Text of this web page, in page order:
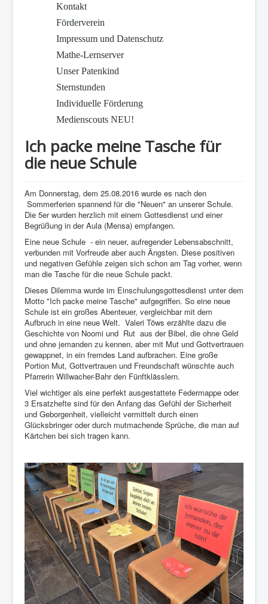
Kontakt
Förderverein
Impressum und Datenschutz
Mathe-Lernserver
Unser Patenkind
Sternstunden
Individuelle Förderung
Medienscouts NEU!
Ich packe meine Tasche für
die neue Schule
Am Donnerstag, dem 25.08.2016 wurde es nach den
Sommerferien spannend für die "Neuen" an unserer Schule.
Die 5er wurden herzlich mit einem Gottesdienst und einer
Begrüßung in der Aula (Mensa) empfangen.
Eine neue Schule - ein neuer, aufregender Lebensabschnitt,
verbunden mit Vorfreude aber auch Ängsten. Diese positiven
und negativen Gefühle zeigen sich schon am Tag vorher, wenn
man die Tasche für die neue Schule packt.
Dieses Dilemma wurde im Einschulungsgottesdienst unter dem
Motto "Ich packe meine Tasche" aufgegriffen. So eine neue
Schule ist ein großes Abenteuer, vergleichbar mit dem
Aufbruch in eine neue Welt. Valeri Töws erzählte dazu die
Geschichte von Noomi und Rut aus der Bibel, die ohne Geld
und ohne jemanden zu kennen, aber mit Mut und Gottvertrauen
gewappnet, in ein fremdes Land aufbrachen. Eine große
Portion Mut, Gottvertrauen und Freundschaft wünschte auch
Pfarrerin Willwacher-Bahr den Fünftklässlern.
Viel wichtiger als eine perfekt ausgestattete Federmappe oder
3 Ersatzhefte sind für den Anfang das Gefühl der Sicherheit
und Geborgenheit, vielleicht vermittelt durch einen
Glücksbringer oder durch mutmachende Sprüche, die man auf
Kärtchen bei sich tragen kann.